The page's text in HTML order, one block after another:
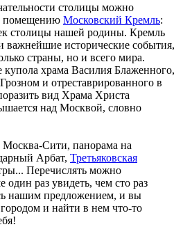
столицы можно
помещению Московский Кремль:
столицы нашей родины. Кремль
важнейшие исторические события,
страны, но и всего мира.
храма Василия Блаженного,
и отреставрированного в
вид Храма Христа
над Москвой, словно
Москва-Сити, панорама на
Арбат, Третьяковская
Перечислять можно
раз увидеть, чем сто раз
нашим предложением, и вы
и найти в нем что-то